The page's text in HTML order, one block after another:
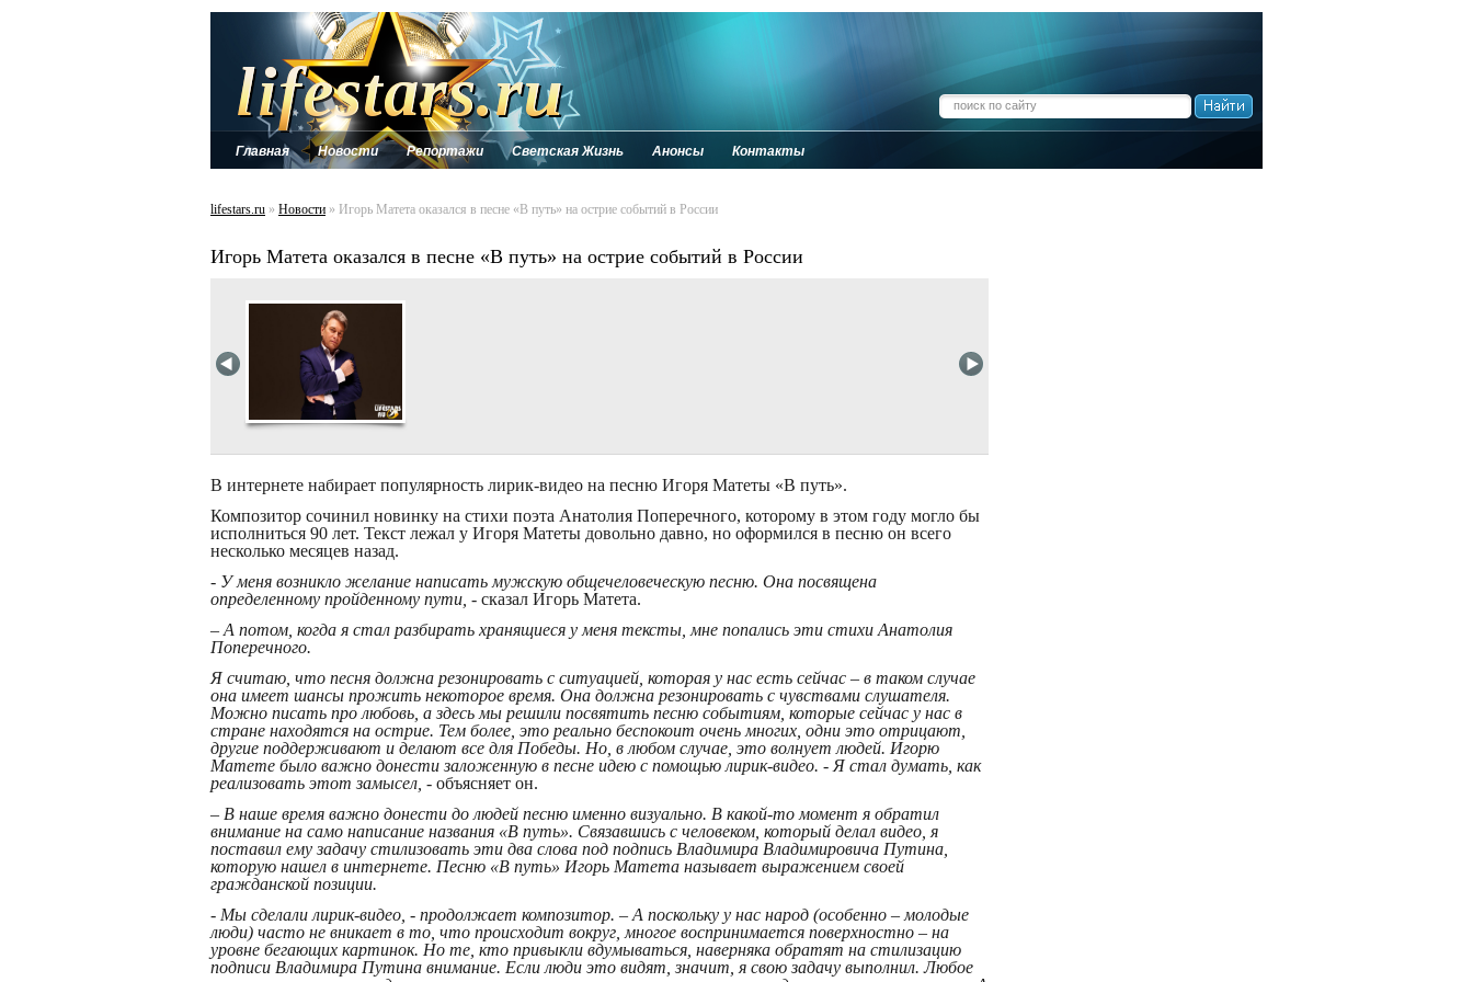
Главная Новости Репортажи Светская Жизнь Анонсы Контакты
lifestars.ru » Новости » Игорь Матета оказался в песне «В путь» на острие событий в России
Игорь Матета оказался в песне «В путь» на острие событий в России
В интернете набирает популярность лирик-видео на песню Игоря Матеты «В путь».
Композитор сочинил новинку на стихи поэта Анатолия Поперечного, которому в этом году могло бы
исполниться 90 лет. Текст лежал у Игоря Матеты довольно давно, но оформился в песню он всего
несколько месяцев назад.
- У меня возникло желание написать мужскую общечеловеческую песню. Она посвящена
определенному пройденному пути, - сказал Игорь Матета.
– А потом, когда я стал разбирать хранящиеся у меня тексты, мне попались эти стихи Анатолия
Поперечного.
Я считаю, что песня должна резонировать с ситуацией, которая у нас есть сейчас – в таком случае
она имеет шансы прожить некоторое время. Она должна резонировать с чувствами слушателя.
Можно писать про любовь, а здесь мы решили посвятить песню событиям, которые сейчас у нас в
стране находятся на острие. Тем более, это реально беспокоит очень многих, одни это отрицают,
другие поддерживают и делают все для Победы. Но, в любом случае, это волнует людей. Игорю
Матете было важно донести заложенную в песне идею с помощью лирик-видео. - Я стал думать, как
реализовать этот замысел, - объясняет он.
– В наше время важно донести до людей песню именно визуально. В какой-то момент я обратил
внимание на само написание названия «В путь». Связавшись с человеком, который делал видео, я
поставил ему задачу стилизовать эти два слова под подпись Владимира Владимировича Путина,
которую нашел в интернете. Песню «В путь» Игорь Матета называет выражением своей
гражданской позиции.
- Мы сделали лирик-видео, - продолжает композитор. – А поскольку у нас народ (особенно – молодые
люди) часто не вникает в то, что происходит вокруг, многое воспринимается поверхностно – на
уровне бегающих картинок. Но те, кто привыкли вдумываться, наверняка обратят на стилизацию
подписи Владимира Путина внимание. Если люди это видят, значит, я свою задачу выполнил. Любое